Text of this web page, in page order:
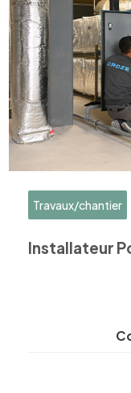
Travaux/chantier
Installateur